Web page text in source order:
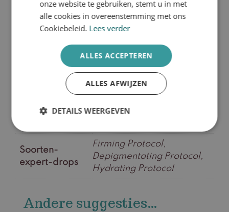
prikkend gevoel bij het begin van deze
routine is normaal. Door de sterk
geconcentreerde ingrediënten kan de kleur
van de producten variëren. Dit heeft echter
geen effect op de werking.
Extra informatie
Soorten-
expert-drops
Firming Protocol,
Depigmentating Protocol,
Hydrating Protocol
Andere suggesties…
onze website te gebruiken, stemt u in met
alle cookies in overeenstemming met ons
Cookiebeleid. Lees verder
ALLES ACCEPTEREN
ALLES AFWIJZEN
DETAILS WEERGEVEN